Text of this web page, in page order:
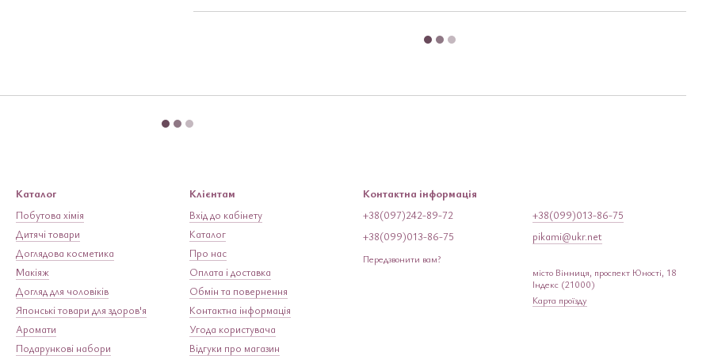
Каталог
Побутова хімія
Дитячі товари
Доглядова косметика
Макіяж
Догляд для чоловіків
Японські товари для здоров'я
Аромати
Подарункові набори
Клієнтам
Вхід до кабінету
Каталог
Про нас
Оплата і доставка
Обмін та повернення
Контактна інформація
Угода користувача
Відгуки про магазин
Контактна інформація
+38(097)242-89-72
+38(099)013-86-75
Передзвонити вам?
+38(099)013-86-75
pikami@ukr.net
місто Вінниця, проспект Юності, 18
Індекс (21000)
Карта проїзду